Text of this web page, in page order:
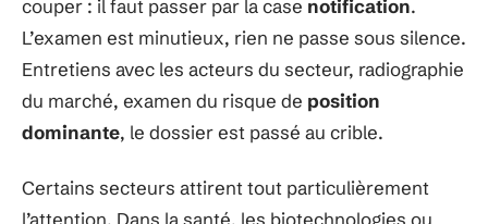
couper : il faut passer par la case notification.
L’examen est minutieux, rien ne passe sous silence.
Entretiens avec les acteurs du secteur, radiographie
du marché, examen du risque de position
dominante, le dossier est passé au crible.
Certains secteurs attirent tout particulièrement
l’attention. Dans la santé, les biotechnologies ou